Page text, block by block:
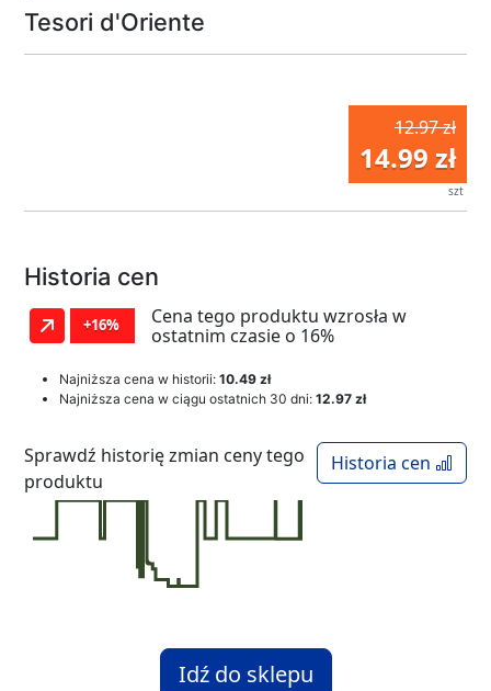
Tesori d'Oriente
12.97 zł
14.99 zł
szt
Historia cen
+16%
Cena tego produktu wzrosła w
ostatnim czasie o 16%
Najniższa cena w historii: 10.49 zł
Najniższa cena w ciągu ostatnich 30 dni: 12.97 zł
Historia cen
Sprawdź historię zmian ceny tego
produktu
Idź do sklepu